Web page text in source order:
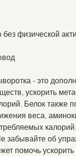
без физической
- это
ускорить
Белок также
веса,
калорий.
забывайте об
помочь